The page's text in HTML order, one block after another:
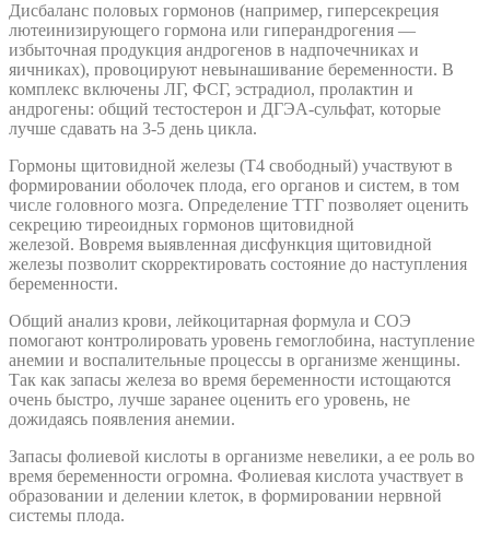
Дисбаланс половых гормонов (например, гиперсекреция
лютеинизирующего гормона или гиперандрогения —
избыточная продукция андрогенов в надпочечниках и
яичниках), провоцируют невынашивание беременности. В
комплекс включены ЛГ, ФСГ, эстрадиол, пролактин и
андрогены: общий тестостерон и ДГЭА-сульфат, которые
лучше сдавать на 3-5 день цикла.
Гормоны щитовидной железы (Т4 свободный) участвуют в
формировании оболочек плода, его органов и систем, в том
числе головного мозга. Определение ТТГ позволяет оценить
секрецию тиреоидных гормонов щитовидной
железой. Вовремя выявленная дисфункция щитовидной
железы позволит скорректировать состояние до наступления
беременности.
Общий анализ крови, лейкоцитарная формула и СОЭ
помогают контролировать уровень гемоглобина, наступление
анемии и воспалительные процессы в организме женщины.
Так как запасы железа во время беременности истощаются
очень быстро, лучше заранее оценить его уровень, не
дожидаясь появления анемии.
Запасы фолиевой кислоты в организме невелики, а ее роль во
время беременности огромна. Фолиевая кислота участвует в
образовании и делении клеток, в формировании нервной
системы плода.